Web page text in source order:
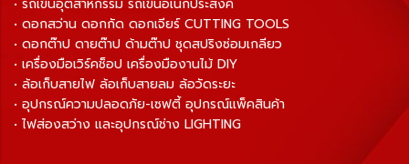
• รถเข็นอุตสาหกรรม รถเข็นอเนกประสงค์
• ดอกสว่าน ดอกกัด ดอกเจียร์ CUTTING TOOLS
• ดอกต๊าป ดายต๊าป ด้ามต๊าป ชุดสปริงซ่อมเกลียว
• เครื่องมือเวิร์คช็อป เครื่องมืองานไม้ DIY
• ล้อเก็บสายไฟ ล้อเก็บสายลม ล้อวัดระยะ
• อุปกรณ์ความปลอดภัย-เซฟตี้ อุปกรณ์แพ็คสินค้า
• ไฟส่องสว่าง และอุปกรณ์ช่าง LIGHTING